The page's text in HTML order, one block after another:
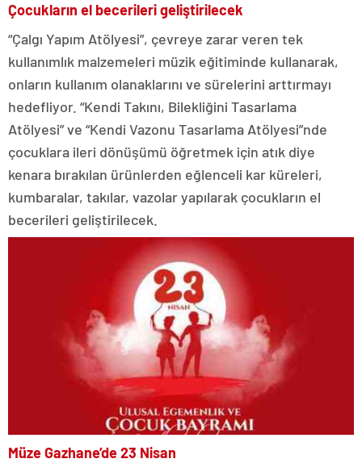
Çocukların el becerileri geliştirilecek
“Çalgı Yapım Atölyesi”, çevreye zarar veren tek
kullanımlık malzemeleri müzik eğitiminde kullanarak,
onların kullanım olanaklarını ve sürelerini arttırmayı
hedefliyor. “Kendi Takını, Bilekliğini Tasarlama
Atölyesi” ve “Kendi Vazonu Tasarlama Atölyesi”nde
çocuklara ileri dönüşümü öğretmek için atık diye
kenara bırakılan ürünlerden eğlenceli kar küreleri,
kumbaralar, takılar, vazolar yapılarak çocukların el
becerileri geliştirilecek.
Müze Gazhane’de 23 Nisan